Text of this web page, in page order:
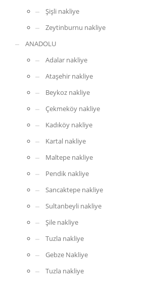
Şişli nakliye
Zeytinburnu nakliye
ANADOLU
Adalar nakliye
Ataşehir nakliye
Beykoz nakliye
Çekmeköy nakliye
Kadıköy nakliye
Kartal nakliye
Maltepe nakliye
Pendik nakliye
Sancaktepe nakliye
Sultanbeyli nakliye
Şile nakliye
Tuzla nakliye
Gebze Nakliye
Tuzla nakliye